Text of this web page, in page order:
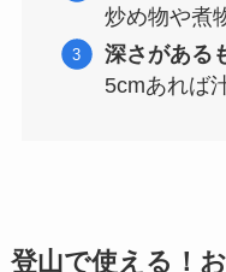
炒め物や煮
深さがある
5cmあれば
登山で使える！